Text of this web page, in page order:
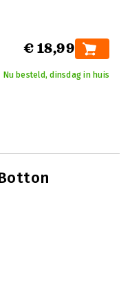
€ 18,99
besteld, dinsdag in huis